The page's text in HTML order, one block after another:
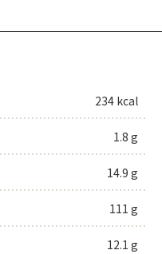
234 kcal
1.8 g
14.9 g
111 g
12.1 g